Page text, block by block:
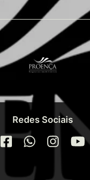
Redes Sociais